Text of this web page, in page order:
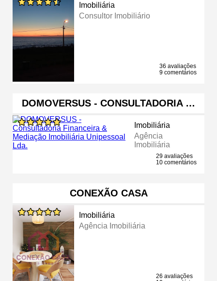
Imobiliária
Consultor Imobiliário
36 avaliações
9 comentários
DOMOVERSUS - CONSULTADORIA …
Imobiliária
Agência
Imobiliária
29 avaliações
10 comentários
CONEXÃO CASA
Imobiliária
Agência Imobiliária
26 avaliações